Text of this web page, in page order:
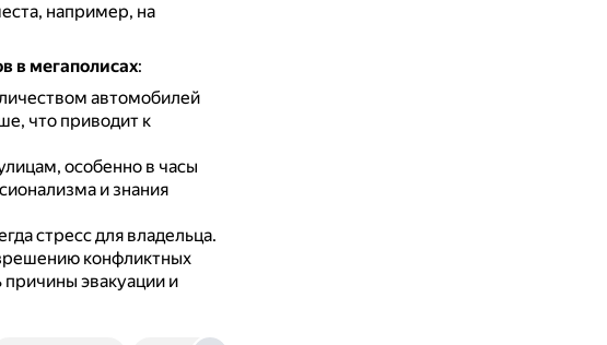
например, на
в мегаполисах:
автомобилей
что приводит к
особенно в часы
и знания
стресс для владельца.
конфликтных
эвакуации и